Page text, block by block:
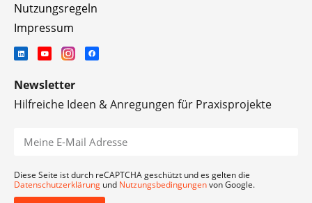
Nutzungsregeln
Impressum
Newsletter
Hilfreiche Ideen & Anregungen für Praxisprojekte
Diese Seite ist durch reCAPTCHA geschützt und es gelten die
Datenschutzerklärung und Nutzungsbedingungenvon Google.